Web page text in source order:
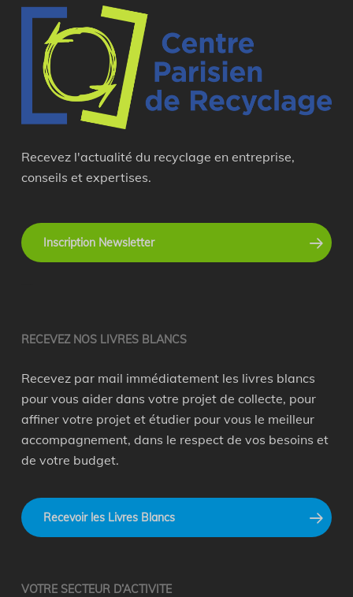
Recevez l'actualité du recyclage en entreprise,
conseils et expertises.
Inscription Newsletter
RECEVEZ NOS LIVRES BLANCS
Recevez par mail immédiatement les livres blancs
pour vous aider dans votre projet de collecte, pour
affiner votre projet et étudier pour vous le meilleur
accompagnement, dans le respect de vos besoins et
de votre budget.
Recevoir les Livres Blancs
VOTRE SECTEUR D’ACTIVITE